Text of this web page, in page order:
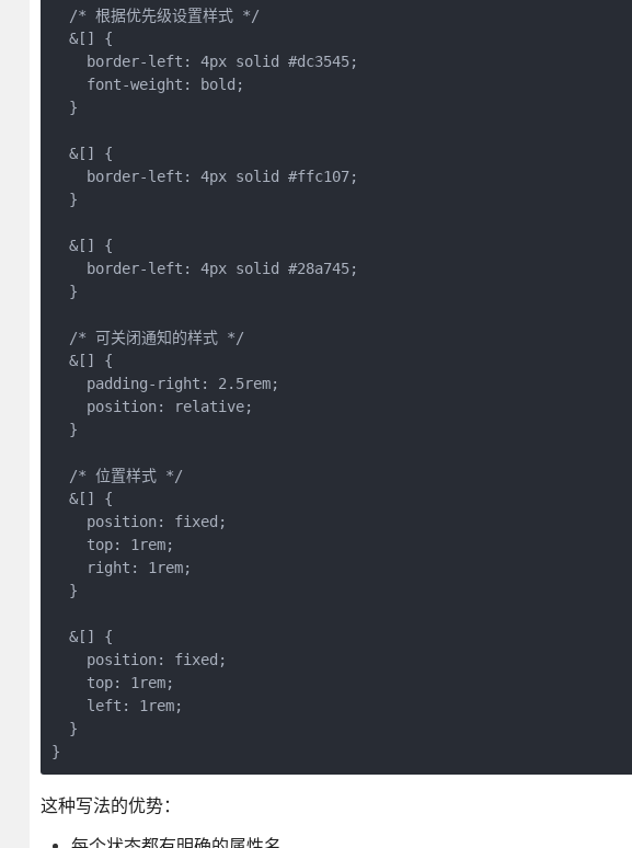
  /* 根据优先级设置样式 */
  &[] {
    border-left: 4px solid #dc3545;
    font-weight: bold;
  }
  &[] {
    border-left: 4px solid #ffc107;
  }
  &[] {
    border-left: 4px solid #28a745;
  }
  /* 可关闭通知的样式 */
  &[] {
    padding-right: 2.5rem;
    position: relative;
  }
  /* 位置样式 */
  &[] {
    position: fixed;
    top: 1rem;
    right: 1rem;
  }
  &[] {
    position: fixed;
    top: 1rem;
    left: 1rem;
  }
}
这种写法的优势：